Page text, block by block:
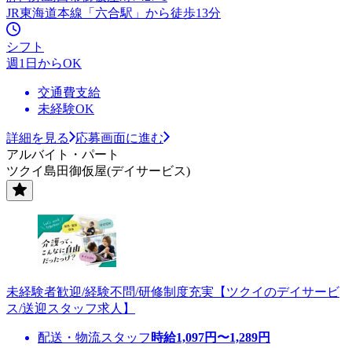
JR東海道本線「六合駅」から徒歩13分
シフト
週1日からOK
交通費支給
未経験OK
詳細を見る
応募画面に進む
アルバイト・パート
ツクイ島田御仮屋(デイサービス)
未経験者歓迎/経験不問/研修制度充実【ツクイのデイサービ
ス/送迎スタッフ求人】
配送・物流スタッフ 時給1,097円〜1,289円